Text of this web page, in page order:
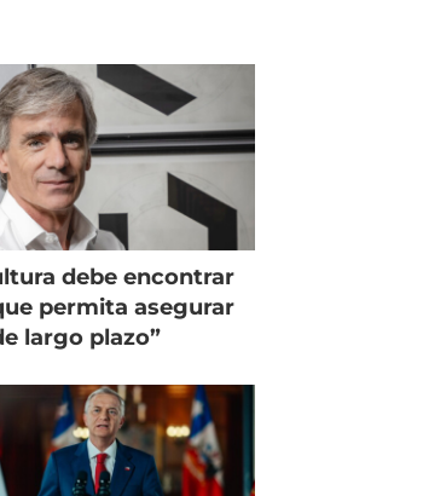
debe encontrar
permita asegurar
largo plazo”